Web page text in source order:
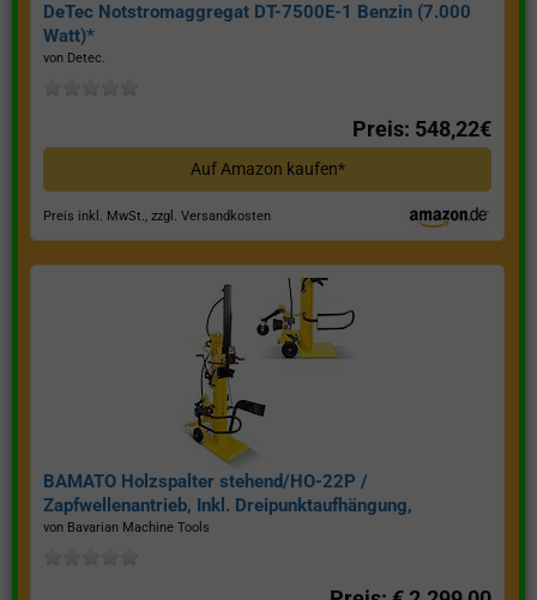
DeTec Notstromaggregat DT-7500E-1 Benzin (7.000
Watt)*
von Detec.
Preis: 548,22€
Auf Amazon kaufen*
Preis inkl. MwSt., zzgl. Versandkosten
BAMATO Holzspalter stehend/HO-22P /
Zapfwellenantrieb, Inkl. Dreipunktaufhängung,
Spaltkraft 22 Tonnen*
von Bavarian Machine Tools